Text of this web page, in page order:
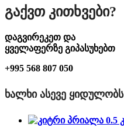
Გაქვთ Კითხვები?
დაგვირეკეთ და
ყველაფერზე გიპასუხებთ
+995 568 807 050
ᲮᲐᲚᲮᲘ ᲐᲡᲔᲕᲔ ᲧᲘᲓᲣᲚᲝᲑᲡ